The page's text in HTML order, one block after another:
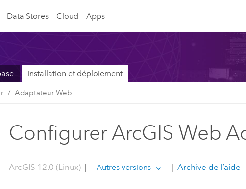
Data Stores Cloud Apps
Installation et déploiement
Adaptateur Web
Configurer ArcGIS Web
ArcGIS 12.0 (Linux) | Autres versions | Archive de l’aide